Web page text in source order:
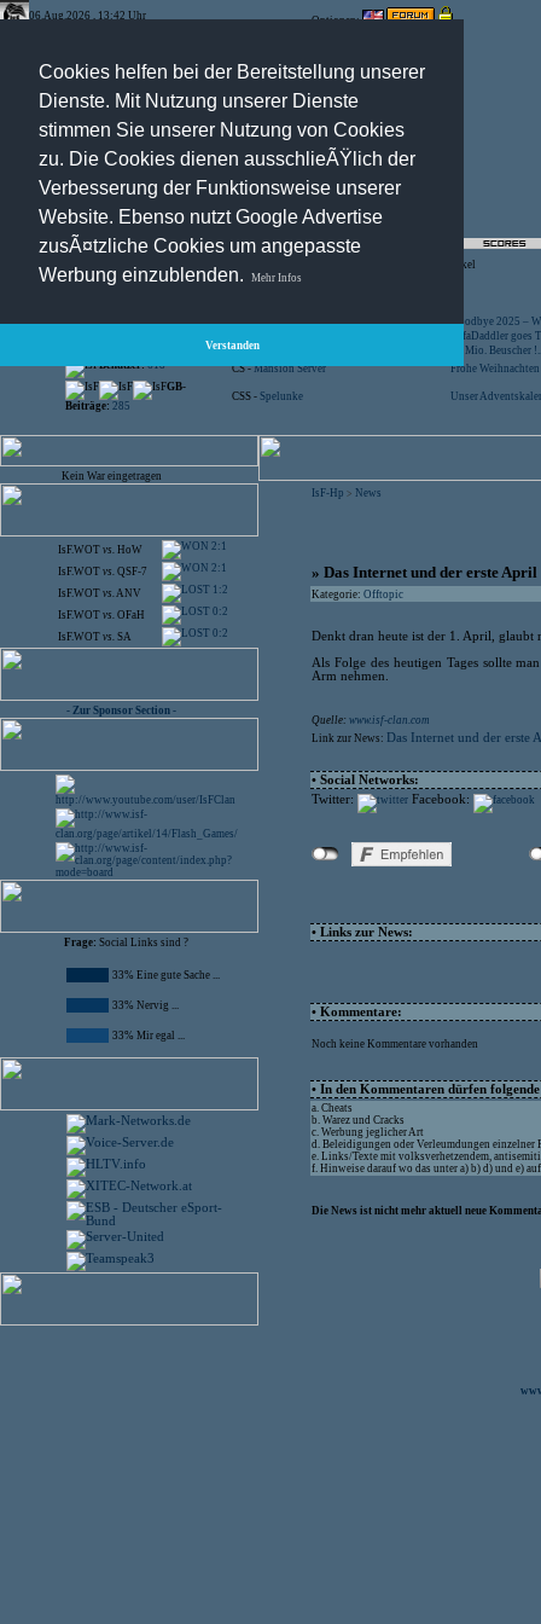
Cookies helfen bei der Bereitstellung unserer
Dienste. Mit Nutzung unserer Dienste
stimmen Sie unserer Nutzung von Cookies
zu. Die Cookies dienen ausschlieÃŸlich der
Verbesserung der Funktionsweise unserer
Website. Ebenso nutzt Google Advertise
zusÃ¤tzliche Cookies um angepasste
Werbung einzublenden.
Mehr Infos
Verstanden
06.Aug.2026 , 13:42 Uhr Optionen:
Artikel
Besucher:44421242 CS -SniperWar Server
Goodbye 2025 –
SofaDaddler goes
CS -FunYard
40 Mio. Beuscher
Benutzer: 618 CS -Mansion Server
Frohe
GB-
Beiträge: 285
CSS - Spelunke Unser
Kein War eingetragen
IsF.WOT vs. HoW 2:1
IsF.WOT vs. QSF-7 2:1
IsF.WOT vs.ANV 1:2
IsF.WOT vs. OFaH 0:2
IsF.WOT vs. SA 0:2
- Zur Sponsor Section -
Frage: Social Links sind ?
33% Eine gute Sache ...
33% Nervig ...
33% Mir egal ...
IsF-Hp > News
» Das Internet und der erste April
Kategorie: Offtopic
Denkt dran heute ist der 1. April, glaubt
Als Folge des heutigen Tages sollte
Arm nehmen.
Quelle: www.isf-clan.com
Link zur News: Das Internet und der erste
• Social Networks:
Twitter:
Facebook:
• Links zur News:
• Kommentare:
Noch keine Kommentare vorhanden
• In den Kommentaren dürfen
a. Cheats
b. Warez und Cracks
c. Werbung jeglicher Art
d. Beleidigungen oder Verleumdungen einzelner
e. Links/Texte mit volksverhetzendem,
f. Hinweise darauf wo das unter a) b) d) und e)
Die News ist nicht mehr aktuell neue